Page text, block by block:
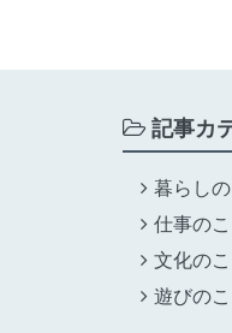
記事カ
暮らし
仕事のこ
文化のこ
遊びのこ